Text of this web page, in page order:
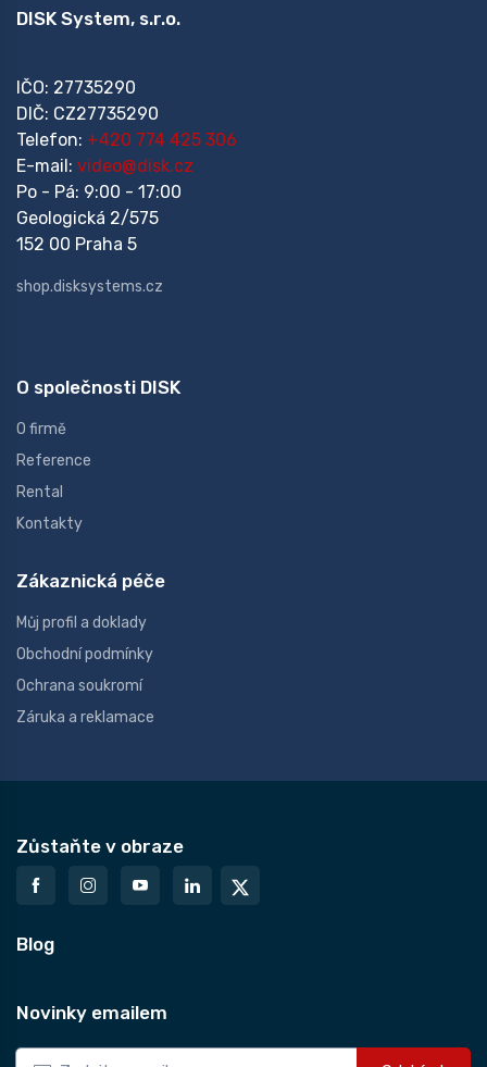
DISK System, s.r.o.
IČO: 27735290
DIČ: CZ27735290
Telefon: +420 774 425 306
E-mail: video@disk.cz
Po - Pá: 9:00 - 17:00
Geologická 2/575
152 00 Praha 5
shop.disksystems.cz
O společnosti DISK
O firmě
Reference
Rental
Kontakty
Zákaznická péče
Můj profil a doklady
Obchodní podmínky
Ochrana soukromí
Záruka a reklamace
Zůstaňte v obraze
Blog
Novinky emailem